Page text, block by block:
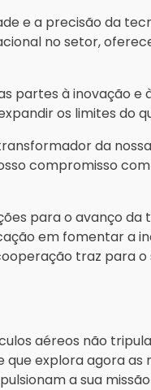
e a precisão da
no setor,
partes à inovação
os limites do
da
compromisso
para o avanço da
em fomentar a
traz para
aéreos não
explora agora as
a sua